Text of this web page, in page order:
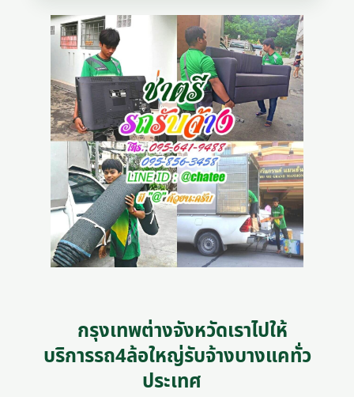
กรุงเทพต่างจังหวัดเราไปให้
บริการรถ4ล้อใหญ่รับจ้างบางแคทั่ว
ประเทศ